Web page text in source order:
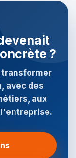
?
transformer
avec des
aux